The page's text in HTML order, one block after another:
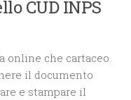
CUD INPS
online che cartaceo.
il documento
e stampare il